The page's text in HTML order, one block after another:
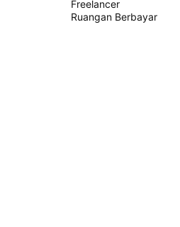
Freelancer
Ruangan Berbayar